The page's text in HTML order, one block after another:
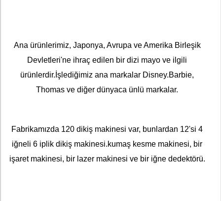
Ana ürünlerimiz, Japonya, Avrupa ve Amerika Birleşik
Devletleri'ne ihraç edilen bir dizi mayo ve ilgili
ürünlerdir.İşlediğimiz ana markalar Disney.Barbie,
Thomas ve diğer dünyaca ünlü markalar.
Fabrikamızda 120 dikiş makinesi var, bunlardan 12'si 4
iğneli 6 iplik dikiş makinesi.kumaş kesme makinesi, bir
işaret makinesi, bir lazer makinesi ve bir iğne dedektörü.